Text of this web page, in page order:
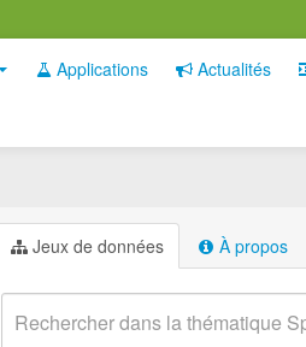
Applications Actualités
Jeux de données À propos